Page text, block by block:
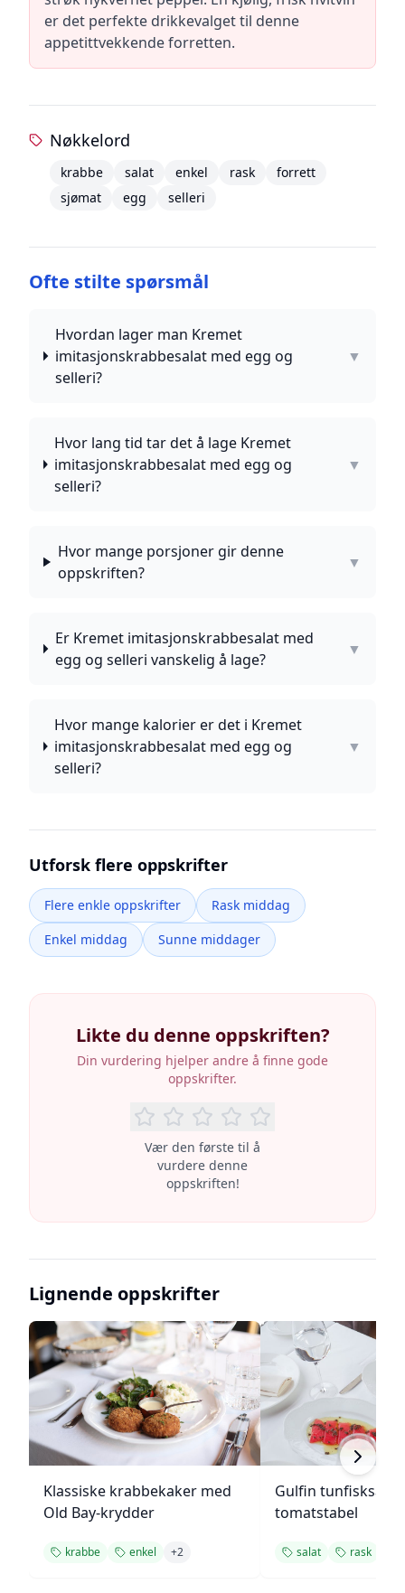
er det perfekte drikkevalget til denne
appetittvekkende forretten.
Nøkkelord
krabbe salat enkel rask
forrett
sjømat
egg selleri
Ofte stilte spørsmål
Hvordan lager man Kremet
imitasjonskrabbesalat med egg og
selleri?
▼
Hvor lang tid tar det å lage Kremet
imitasjonskrabbesalat med egg og
selleri?
▼
Hvor mange porsjoner gir denne
oppskriften?
▼
Er Kremet imitasjonskrabbesalat med
egg og selleri vanskelig å lage?
▼
Hvor mange kalorier er det i Kremet
imitasjonskrabbesalat med egg og
selleri?
▼
Utforsk flere oppskrifter
Flere enkle oppskrifter
Rask middag
Enkel middag
Sunne middager
Likte du denne oppskriften?
Din vurdering hjelper andre å finne gode
oppskrifter.
Vær den første til å
vurdere denne
oppskriften!
Lignende oppskrifter
Klassiske krabbekaker med
Old Bay-krydder
krabbe enkel +2
Gulfin tunfisksalat
tomatstabel
salat rask